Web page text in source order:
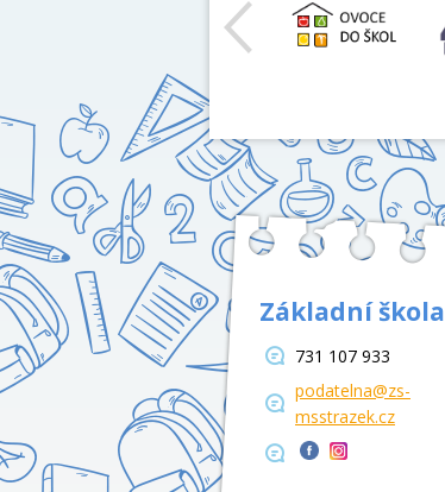
Základní škola
731 107 933
podatelna@zs-
msstrazek.cz